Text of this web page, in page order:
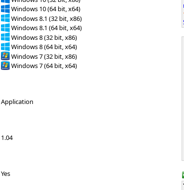
Windows 10 (64 bit, x64)
Windows 8.1 (32 bit, x86)
Windows 8.1 (64 bit, x64)
Windows 8 (32 bit, x86)
Windows 8 (64 bit, x64)
Windows 7 (32 bit, x86)
Windows 7 (64 bit, x64)
Application
1.04
Yes